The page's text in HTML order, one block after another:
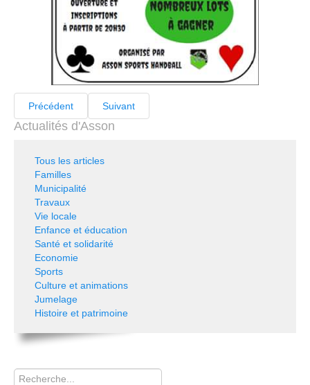
Précédent Suivant
Actualités d'Asson
Tous les articles
Familles
Municipalité
Travaux
Vie locale
Enfance et éducation
Santé et solidarité
Economie
Sports
Culture et animations
Jumelage
Histoire et patrimoine
Rechercher